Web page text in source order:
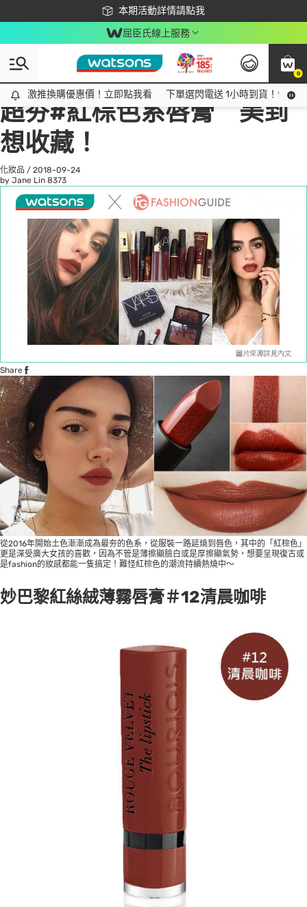
本期活動詳情請點我
下載app最高回饋$350
屈臣氏線上服務
0
激推換購優惠價！立即點我看
激推換購優惠價！立即點我看 下單選閃電送 1小時到貨！領神
All
話題趨勢
超夯#紅棕色系唇膏 美到
想收藏！
化妝品 / 2018-09-24
by Jane Lin 8373
Share
從2016年開始土色漸漸成為最夯的色系，從服裝一路延燒到唇色，其中的「紅棕色」
更是深受廣大女孩的喜歡，因為不管是薄擦顯臉白或是厚擦顯氣勢，想要呈現復古或
是fashion的妝感都能一隻搞定！難怪紅棕色的潮流持續熱燒中～
妙巴黎紅絲絨薄霧唇膏＃12清晨咖啡